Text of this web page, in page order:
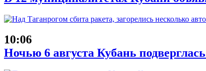
10:06
Ночью 6 августа Кубань